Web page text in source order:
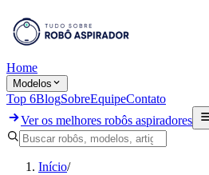
Home
Modelos
Top 6BlogSobreEquipeContato
Ver os melhores robôs aspiradores
Início/